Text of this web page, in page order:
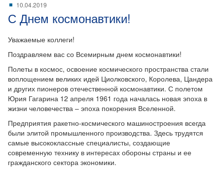
10.04.2019
С Днем космонавтики!
Уважаемые коллеги!
Поздравляем вас со Всемирным днем космонавтики!
Полеты в космос, освоение космического пространства стали
воплощением великих идей Циолковского, Королева, Цандера
и других пионеров отечественной космонавтики. С полетом
Юрия Гагарина 12 апреля 1961 года началась новая эпоха в
жизни человечества – эпоха покорения Вселенной.
Предприятия ракетно-космического машиностроения всегда
были элитой промышленного производства. Здесь трудятся
самые высококлассные специалисты, создающие
современную технику в интересах обороны страны и ее
гражданского сектора экономики.